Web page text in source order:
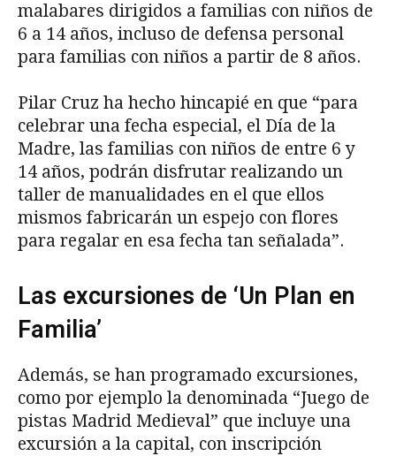
malabares dirigidos a familias con niños de
6 a 14 años, incluso de defensa personal
para familias con niños a partir de 8 años.
Pilar Cruz ha hecho hincapié en que “para
celebrar una fecha especial, el Día de la
Madre, las familias con niños de entre 6 y
14 años, podrán disfrutar realizando un
taller de manualidades en el que ellos
mismos fabricarán un espejo con flores
para regalar en esa fecha tan señalada”.
Las excursiones de ‘Un Plan en
Familia’
Además, se han programado excursiones,
como por ejemplo la denominada “Juego de
pistas Madrid Medieval” que incluye una
excursión a la capital, con inscripción